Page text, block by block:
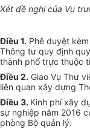
Xét đề nghị của Vụ
Điều 1. Phê duyệt
Thông tư quy định
thành phốtrực thuộc
Điều 2. Giao Vụ Thư
liên quan xây dựng
Điều 3. Kinh phí xây
sự nghiệp năm 2016
phòng Bộ quản lý.